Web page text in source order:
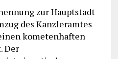
zur Hauptstadt
des Kanzleramtes
kometenhaften
Der